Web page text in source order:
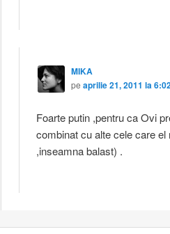
MIKA
pe aprilie 21, 2011 la
Foarte putin ,pentru ca Ovi
combinat cu alte cele care
,inseamna balast) .